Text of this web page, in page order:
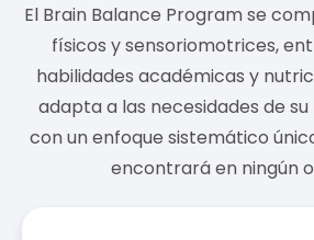
El Brain Balance Program se
físicos y sensoriomotrices,
habilidades académicas y
adapta a las necesidades de
con un enfoque sistemático
encontrará en ningún